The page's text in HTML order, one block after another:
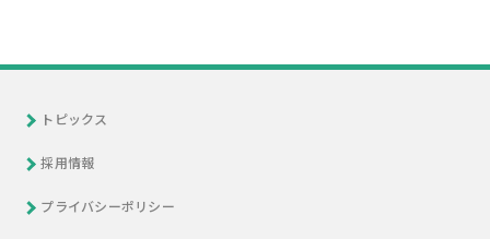
トピックス
採用情報
プライバシーポリシー